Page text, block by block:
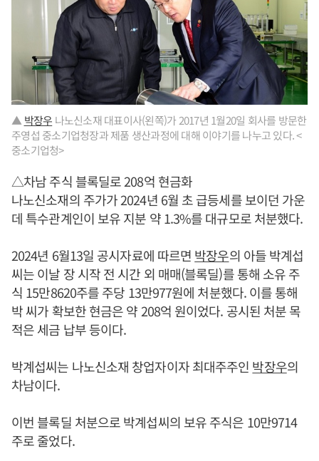
▲ 박장우 나노신소재 대표이사(왼쪽)가 2017년 1월20일 회사를 방문한
주영섭 중소기업청장과 제품 생산과정에 대해 이야기를 나누고 있다. <
중소기업청>
△차남 주식 블록딜로 208억 현금화
나노신소재의 주가가 2024년 6월 초 급등세를 보이던 가운
데 특수관계인이 보유 지분 약 1.3%를 대규모로 처분했다.
2024년 6월13일 공시자료에 따르면 박장우의 아들 박계섭
씨는 이날 장 시작 전 시간 외 매매(블록딜)를 통해 소유 주
식 15만8620주를 주당 13만977원에 처분했다. 이를 통해
박 씨가 확보한 현금은 약 208억 원이었다. 공시된 처분 목
적은 세금 납부 등이다.
박계섭씨는 나노신소재 창업자이자 최대주주인 박장우의
차남이다.
이번 블록딜 처분으로 박계섭씨의 보유 주식은 10만9714
주로 줄었다.